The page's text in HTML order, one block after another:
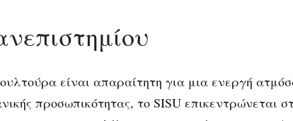
είναι απαραίτητη για μια ενεργή
προσωπικότητας, το SISU επικεντρώνεται